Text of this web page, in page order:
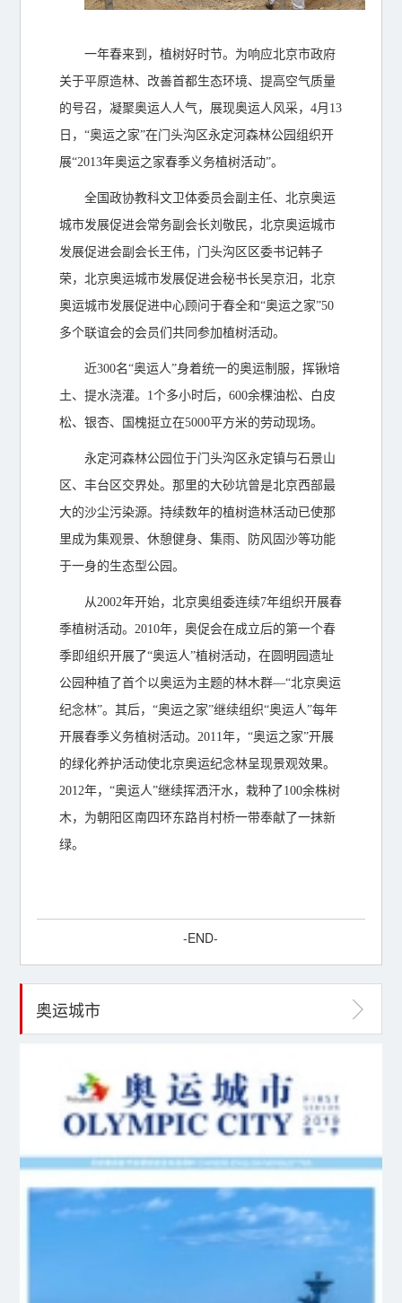
一年春来到，植树好时节。为响应北京市政府
关于平原造林、改善首都生态环境、提高空气质量
的号召，凝聚奥运人人气，展现奥运人风采，4月13
日，“奥运之家”在门头沟区永定河森林公园组织开
展“2013年奥运之家春季义务植树活动”。
全国政协教科文卫体委员会副主任、北京奥运
城市发展促进会常务副会长刘敬民，北京奥运城市
发展促进会副会长王伟，门头沟区区委书记韩子
荣，北京奥运城市发展促进会秘书长吴京汨，北京
奥运城市发展促进中心顾问于春全和“奥运之家”50
多个联谊会的会员们共同参加植树活动。
近300名“奥运人”身着统一的奥运制服，挥锹培
土、提水浇灌。1个多小时后，600余棵油松、白皮
松、银杏、国槐挺立在5000平方米的劳动现场。
永定河森林公园位于门头沟区永定镇与石景山
区、丰台区交界处。那里的大砂坑曾是北京西部最
大的沙尘污染源。持续数年的植树造林活动已使那
里成为集观景、休憩健身、集雨、防风固沙等功能
于一身的生态型公园。
从2002年开始，北京奥组委连续7年组织开展春
季植树活动。2010年，奥促会在成立后的第一个春
季即组织开展了“奥运人”植树活动，在圆明园遗址
公园种植了首个以奥运为主题的林木群—“北京奥运
纪念林”。其后，“奥运之家”继续组织“奥运人”每年
开展春季义务植树活动。2011年，“奥运之家”开展
的绿化养护活动使北京奥运纪念林呈现景观效果。
2012年，“奥运人”继续挥洒汗水，栽种了100余株树
木，为朝阳区南四环东路肖村桥一带奉献了一抹新
绿。
-END-
奥运城市